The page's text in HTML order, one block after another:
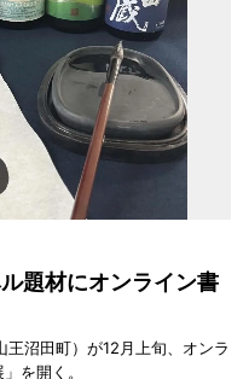
題材にオンライン書
沼田町）が12月上旬、オンラ
を開く。